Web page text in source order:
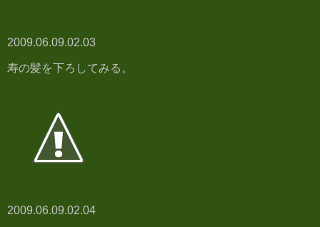
2009.06.09.02.03
寿の髪を下ろしてみる。
2009.06.09.02.04